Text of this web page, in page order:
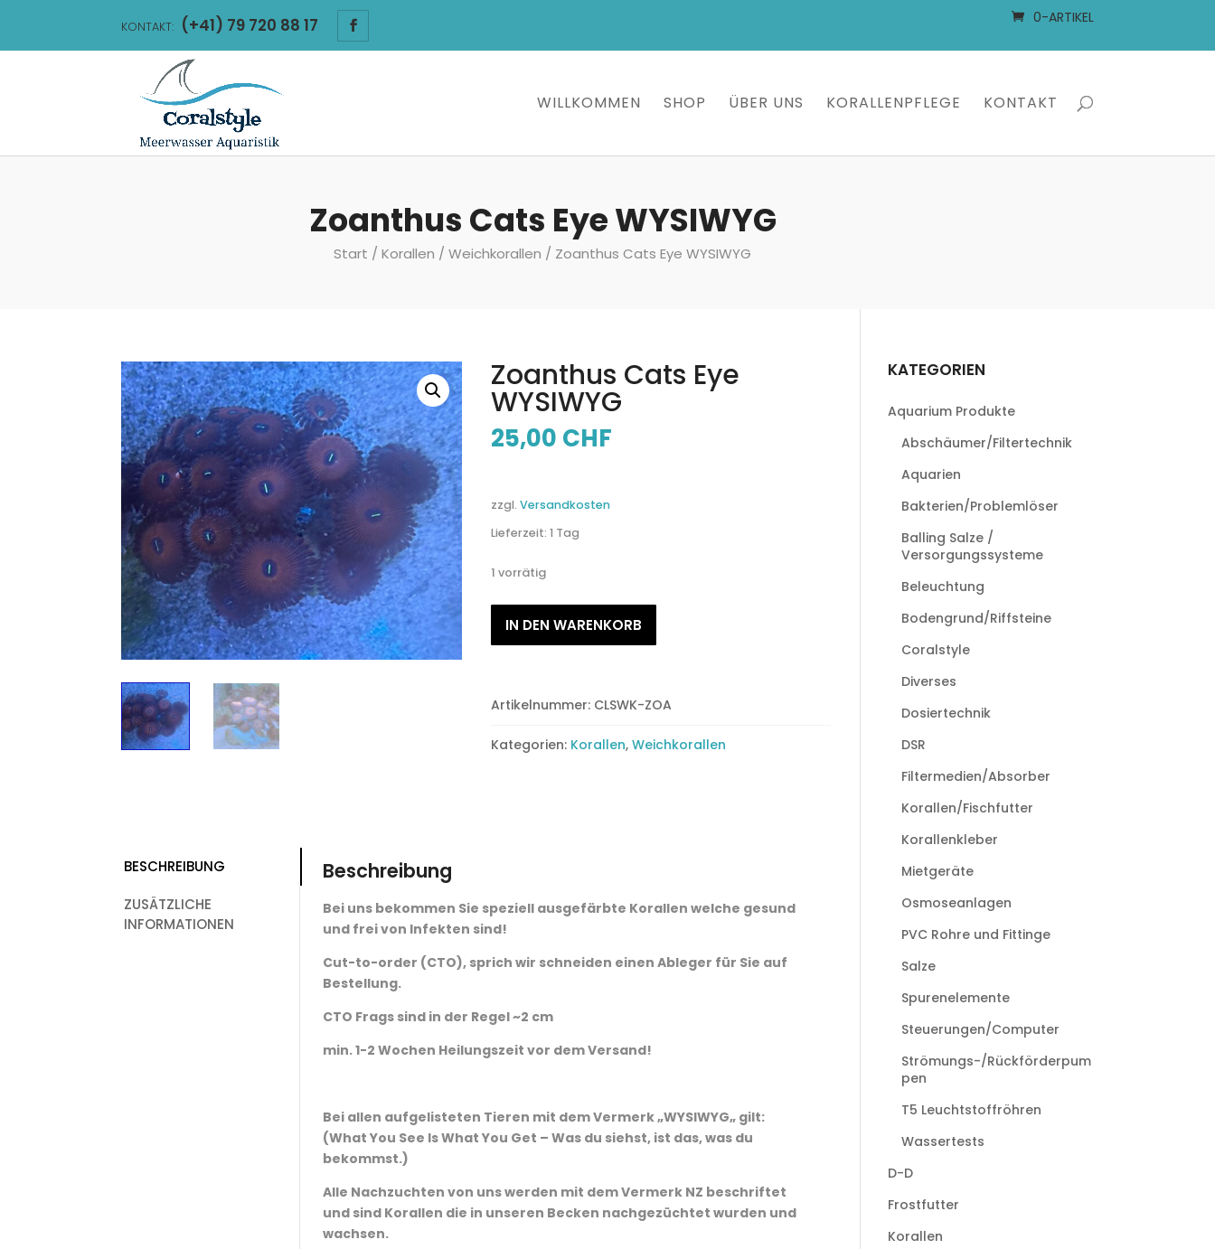
KONTAKT: (+41) 79 720 88 17 0-ARTIKEL
WILLKOMMEN SHOP ÜBER UNS KORALLENPFLEGE KONTAKT
Zoanthus Cats Eye WYSIWYG
Start / Korallen / Weichkorallen / Zoanthus Cats Eye WYSIWYG
Zoanthus Cats Eye
WYSIWYG
25,00 CHF
zzgl. Versandkosten
Lieferzeit: 1 Tag
1 vorrätig
Cats
Menge
IN DEN WARENKORB
Artikelnummer: CLSWK-ZOA
Kategorien: Korallen, Weichkorallen
BESCHREIBUNG
ZUSÄTZLICHE
INFORMATIONEN
Beschreibung
Bei uns bekommen Sie speziell ausgefärbte Korallen welche gesund
und frei von Infekten sind!
Cut-to-order (CTO), sprich wir schneiden einen Ableger für Sie auf
Bestellung.
CTO Frags sind in der Regel ~2 cm
min. 1-2 Wochen Heilungszeit vor dem Versand!
Bei allen aufgelisteten Tieren mit dem Vermerk „WYSIWYG„ gilt:
(What You See Is What You Get – Was du siehst, ist das, was du
bekommst.)
Alle Nachzuchten von uns werden mit dem Vermerk NZ beschriftet
und sind Korallen die in unseren Becken nachgezüchtet wurden und
wachsen.
KATEGORIEN
Aquarium Produkte
Abschäumer/Filtertechnik
Aquarien
Bakterien/Problemlöser
Balling Salze /
Versorgungssysteme
Beleuchtung
Bodengrund/Riffsteine
Coralstyle
Diverses
Dosiertechnik
DSR
Filtermedien/Absorber
Korallen/Fischfutter
Korallenkleber
Mietgeräte
Osmoseanlagen
PVC Rohre und Fittinge
Salze
Spurenelemente
Steuerungen/Computer
Strömungs-/Rückförderpum
pen
T5 Leuchtstoffröhren
Wassertests
D-D
Frostfutter
Korallen